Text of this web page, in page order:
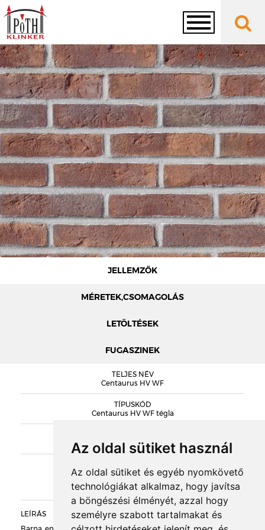
Az oldal sütiket használ
Az oldal sütiket és egyéb nyomkövető
technológiákat alkalmaz, hogy javítsa
a böngészési élményét, azzal hogy
személyre szabott tartalmakat és
Toggle
navigation
JELLEMZŐK
MÉRETEK,CSOMAGOLÁS
LETÖLTÉSEK
FUGASZINEK
TELJES NÉV
Centaurus HV WF
TÍPUSKÓD
Centaurus HV WF tégla
Rijswaard Handmade
LEÍRÁS
MÉRETEK
RAKLAPTÖMEG
DARABSÚLY
RIJSWAARD KATALÓGUS